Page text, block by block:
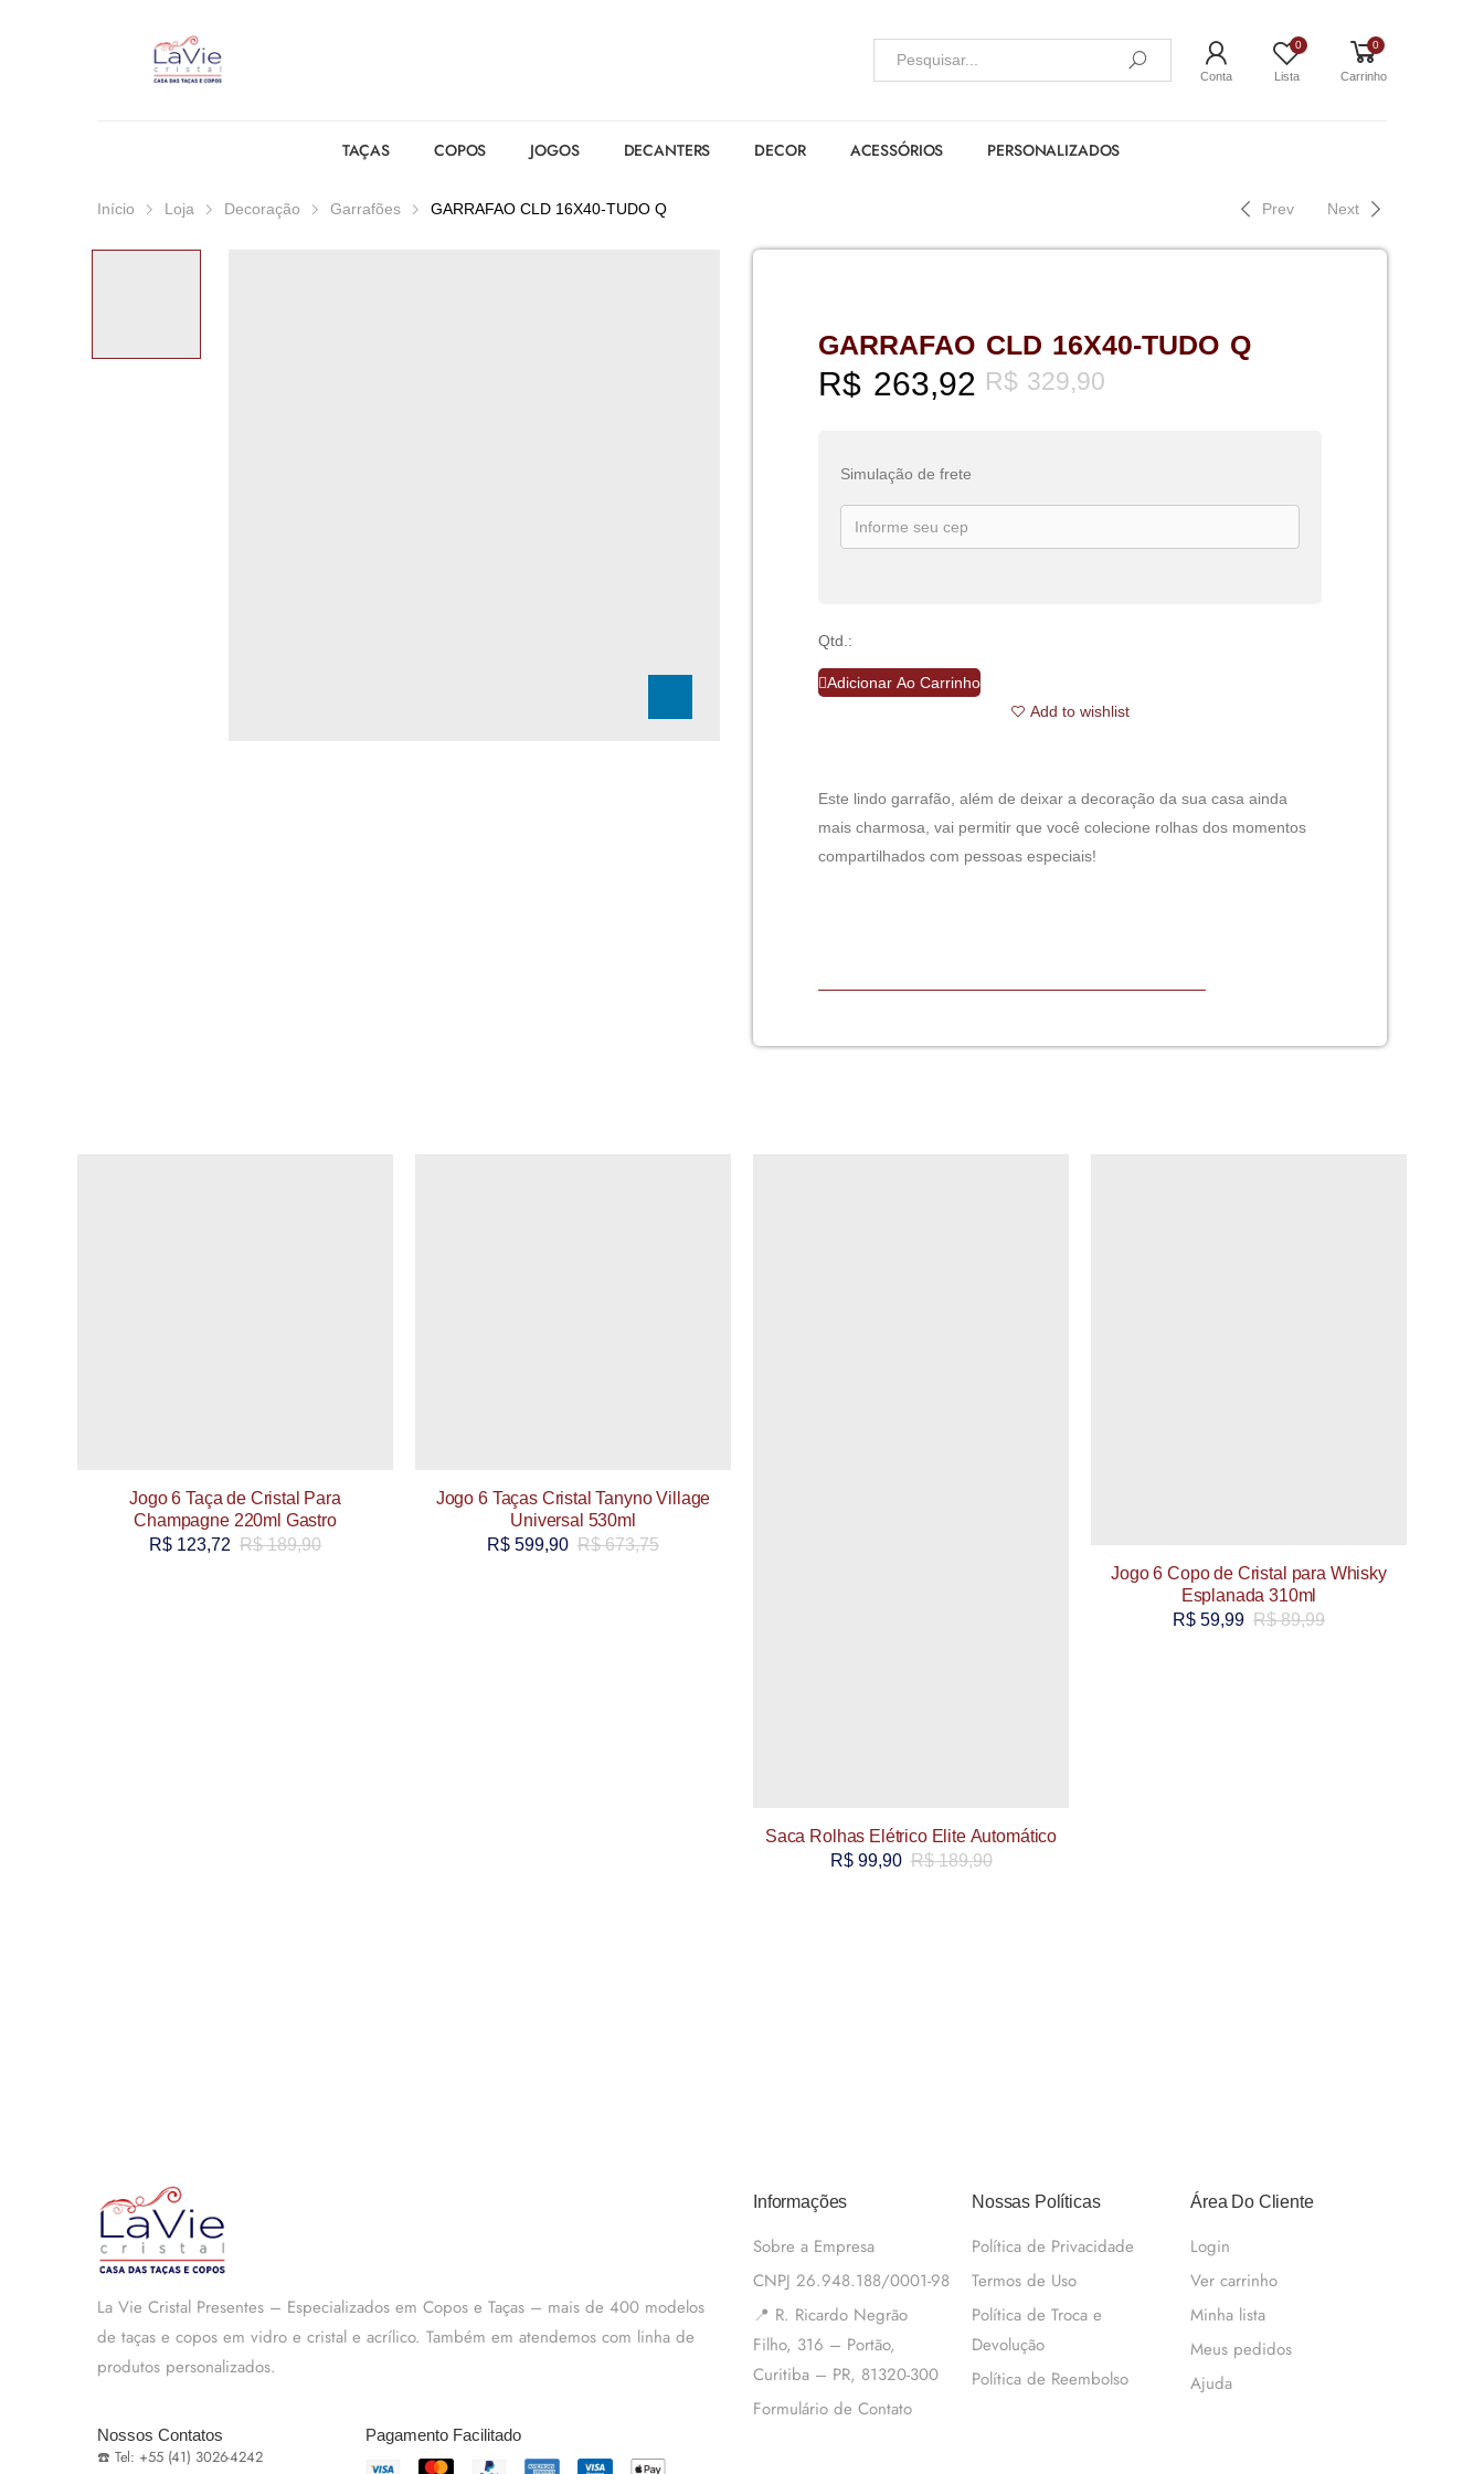
Conta
0
Lista
0
Carrinho
TAÇAS COPOS JOGOS DECANTERS DECOR ACESSÓRIOS PERSONALIZADOS
Início Loja Decoração Garrafões GARRAFAO CLD 16X40-TUDO Q Prev Next
GARRAFAO CLD 16X40-TUDO Q
R$ 329,90
R$ 263,92
Simulação de frete
Qtd.:
Adicionar Ao Carrinho
Add to wishlist
Este lindo garrafão, além de deixar a decoração da sua casa ainda
mais charmosa, vai permitir que você colecione rolhas dos momentos
compartilhados com pessoas especiais!
Jogo 6 Taça de Cristal Para
Champagne 220ml Gastro
R$189,90
R$ 123,72
Jogo 6 Taças Cristal Tanyno Village
Universal 530ml
R$673,75
R$ 599,90
Saca Rolhas Elétrico Elite Automático
R$189,90
R$99,90
Jogo 6 Copo de Cristal para Whisky
Esplanada 310ml
R$89,99
R$ 59,99
La Vie Cristal Presentes – Especializados em Copos e Taças – mais de 400 modelos
de taças e copos em vidro e cristal e acrílico. Também em atendemos com linha de
produtos personalizados.
Nossos Contatos
☎️ Tel: +55 (41) 3026-4242
Pagamento Facilitado
Informações
Sobre a Empresa
CNPJ 26.948.188/0001-98
📍 R. Ricardo Negrão
Filho, 316 – Portão,
Curitiba – PR, 81320-300
Formulário de Contato
Nossas Políticas
Política de Privacidade
Termos de Uso
Política de Troca e
Devolução
Política de Reembolso
Área Do Cliente
Login
Ver carrinho
Minha lista
Meus pedidos
Ajuda